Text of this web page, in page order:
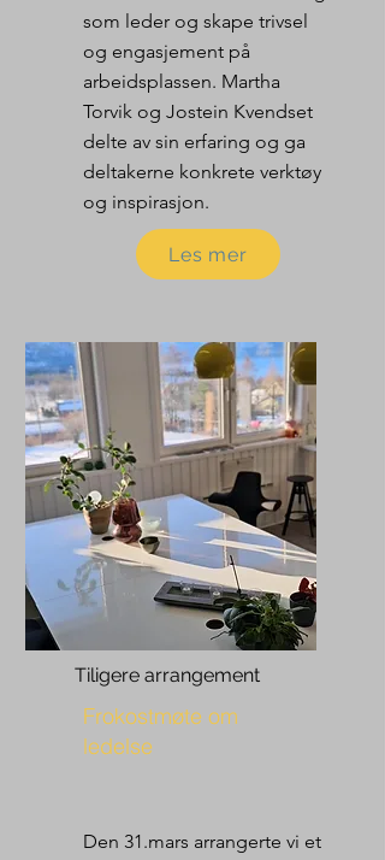
som leder og skape trivsel
og engasjement på
arbeidsplassen. Martha
Torvik og Jostein Kvendset
delte av sin erfaring og ga
deltakerne konkrete verktøy
og inspirasjon.
Les mer
Tiligere arrangement
Frokostmøte om
ledelse
Den 31.mars arrangerte vi et